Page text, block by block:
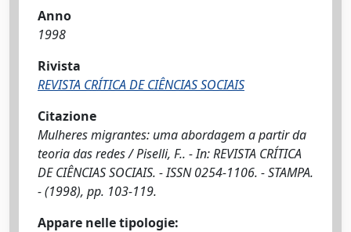
Anno
1998
Rivista
REVISTA CRÍTICA DE CIÊNCIAS SOCIAIS
Citazione
Mulheres migrantes: uma abordagem a partir da
teoria das redes / Piselli, F.. - In: REVISTA CRÍTICA
DE CIÊNCIAS SOCIAIS. - ISSN 0254-1106. - STAMPA.
- (1998), pp. 103-119.
Appare nelle tipologie: